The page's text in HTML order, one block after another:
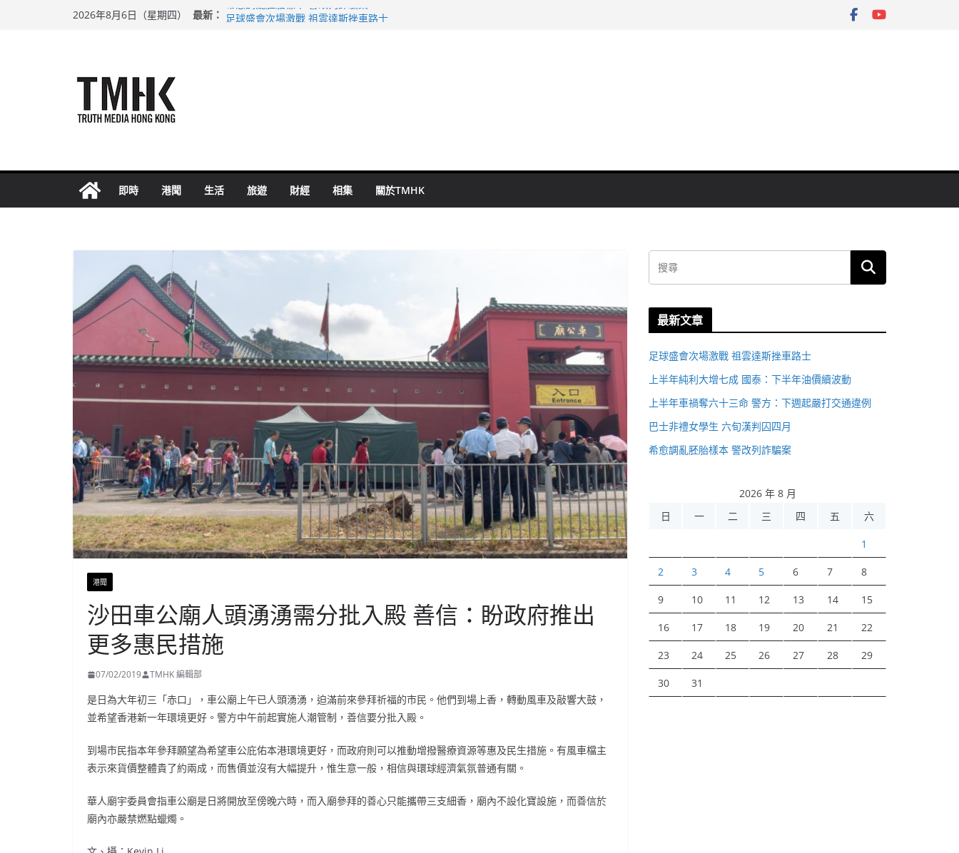
2026年8月6日（星期四） 最新： 希愈調亂胚胎樣本 警改列詐騙案
即時 港聞 生活 旅遊 財經 相集 關於TMHK
港聞
沙田車公廟人頭湧湧需分批入殿 善信：盼政府推出
更多惠民措施
07/02/2019 TMHK 編輯部
是日為大年初三「赤口」，車公廟上午已人頭湧湧，迫滿前來參拜祈福的市民。他們到場上香，轉動風車及敲響大鼓，
並希望香港新一年環境更好。警方中午前起實施人潮管制，善信要分批入殿。
到場市民指本年參拜願望為希望車公庇佑本港環境更好，而政府則可以推動增撥醫療資源等惠及民生措施。有風車檔主
表示來貨價整體貴了約兩成，而售價並沒有大幅提升，惟生意一般，相信與環球經濟氣氛普通有關。
華人廟宇委員會指車公廟是日將開放至傍晚六時，而入廟參拜的善心只能攜帶三支細香，廟內不設化寶設施，而善信於
廟內亦嚴禁燃點蠟燭。
最新文章
足球盛會次場激戰 祖雲達斯挫車路士
上半年純利大增七成 國泰：下半年油價續波動
上半年車禍奪六十三命 警方：下週起嚴打交通違例
巴士非禮女學生 六旬漢判囚四月
希愈調亂胚胎樣本 警改列詐騙案
2026 年 8 月
日
一 二 三 四 五 六
1
2 3 4 5 6 7 8
9 10 11 12 13 14 15
16 17 18 19 20 21 22
23 24 25 26 27 28 29
30 31